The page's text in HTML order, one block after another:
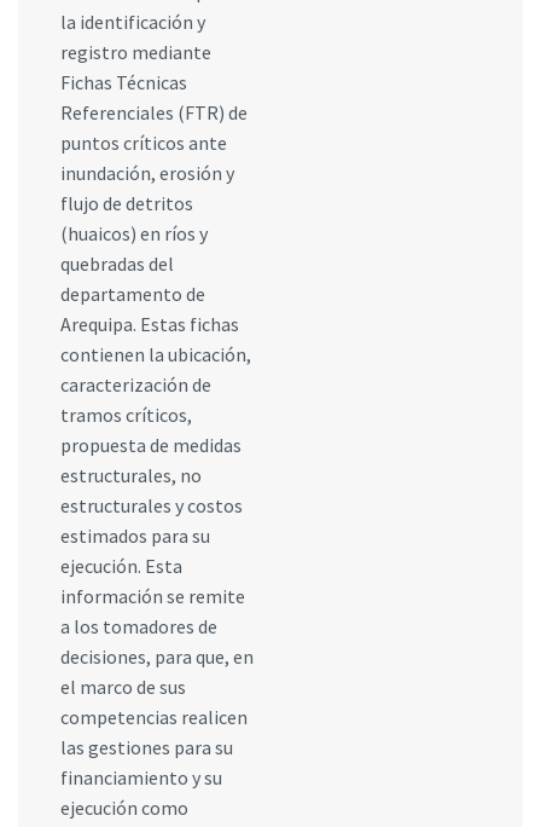
la identificación y
registro mediante
Fichas Técnicas
Referenciales (FTR) de
puntos críticos ante
inundación, erosión y
flujo de detritos
(huaicos) en ríos y
quebradas del
departamento de
Arequipa. Estas fichas
contienen la ubicación,
caracterización de
tramos críticos,
propuesta de medidas
estructurales, no
estructurales y costos
estimados para su
ejecución. Esta
información se remite
a los tomadores de
decisiones, para que, en
el marco de sus
competencias realicen
las gestiones para su
financiamiento y su
ejecución como